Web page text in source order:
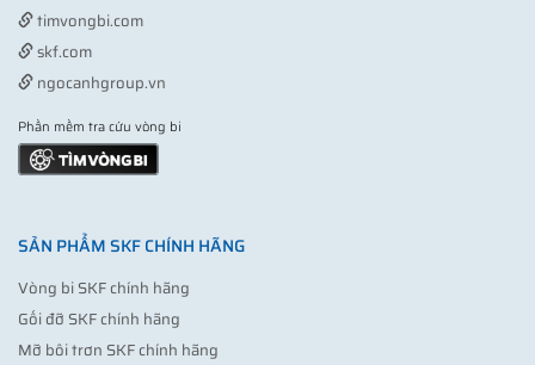
timvongbi.com
skf.com
ngocanhgroup.vn
Phần mềm tra cứu vòng bi
SẢN PHẨM SKF CHÍNH HÃNG
Vòng bi SKF chính hãng
Gối đỡ SKF chính hãng
Mỡ bôi trơn SKF chính hãng